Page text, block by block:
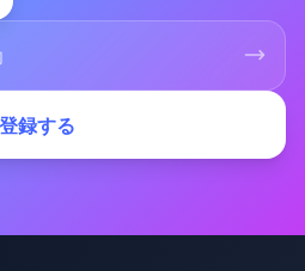
登録する